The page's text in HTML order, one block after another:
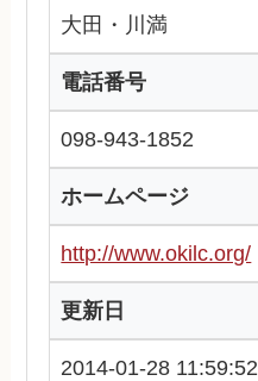
大田・川満
電話番号
098-943-1852
ホームページ
http://www.okilc.org/
更新日
2014-01-28 11:59:52